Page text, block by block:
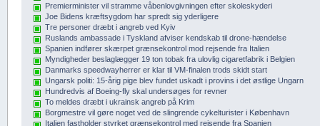
Premierminister vil stramme våbenlovgivningen efter skoleskyderi
Joe Bidens kræftsygdom har spredt sig yderligere
Tre personer dræbt i angreb ved Kyiv
Ruslands ambassade i Tyskland afviser kendskab til drone-hændelse
Spanien indfører skærpet grænsekontrol mod rejsende fra Italien
Myndigheder beslaglægger 19 ton tobak fra ulovlig cigaretfabrik i Belgien
Danmarks speedwayherrer er klar til VM-finalen trods skidt start
Ungarsk politi: 15-årig pige blev fundet uskadt i provins i det østlige Ungarn
Hundredvis af Boeing-fly skal undersøges for revner
To meldes dræbt i ukrainsk angreb på Krim
Borgmestre vil gøre noget ved de slingrende cykelturister i København
Italien fastholder styrket grænsekontrol med rejsende fra Spanien